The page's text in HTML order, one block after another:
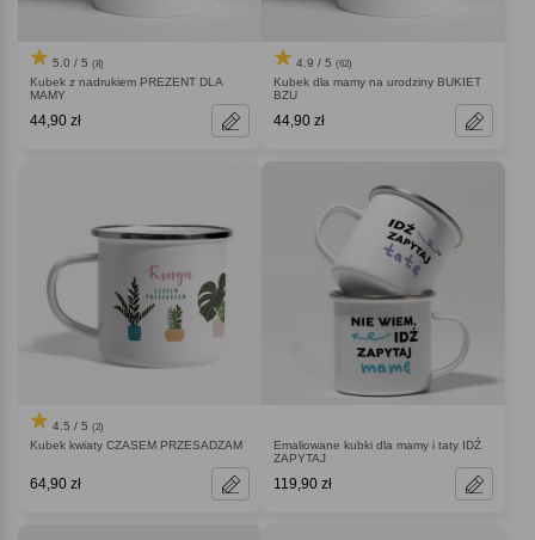
5.0 / 5 (8)
Kubek z nadrukiem PREZENT DLA
MAMY
44,90 zł
4.9 / 5 (62)
Kubek dla mamy na urodziny BUKIET
BZU
44,90 zł
4.5 / 5 (2)
Kubek kwiaty CZASEM PRZESADZAM
64,90 zł
Emaliowane kubki dla mamy i taty IDŹ
ZAPYTAJ
119,90 zł